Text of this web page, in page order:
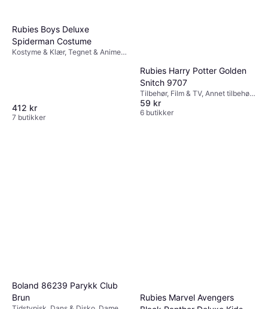
Rubies Boys Deluxe
Spiderman Costume
Kostyme & Klær, Tegnet & Animert,
412 kr
7 butikker
Rubies Harry Potter Golden
Snitch 9707
Tilbehør, Film & TV, Annet tilbehør,
Harry Potter
59 kr
6 butikker
Boland 86239 Parykk Club
Brun
Rubies Marvel Avengers